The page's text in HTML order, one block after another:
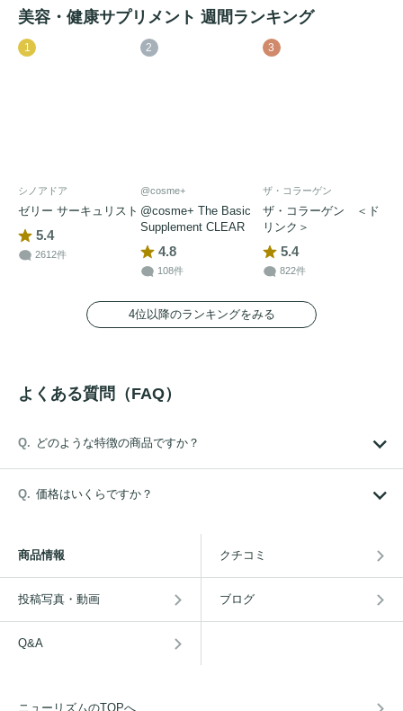
美容・健康サプリメント 週間ランキング
1
シノアドア
ゼリー サーキュリスト
5.4
2612件
2
@cosme+
@cosme+ The Basic
Supplement CLEAR
4.8
108件
3
ザ・コラーゲン
ザ・コラーゲン ＜ド
リンク＞
5.4
822件
4位以降のランキングをみる
よくある質問（FAQ）
どのような特徴の商品ですか？
価格はいくらですか？
商品情報 クチコミ
投稿写真・動画 ブログ
Q&A
ニューリズムのTOPへ